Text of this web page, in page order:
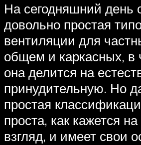
На сегодняшний день
довольно простая
вентиляции для
общем и каркасных, в
она делится на
принудительную. Но
простая
проста, как кажется
взгляд, и имеет свои